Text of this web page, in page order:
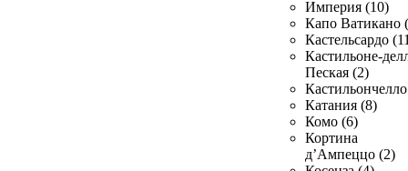
Империя (10)
Капо Ватикано
Кастельсардо
Кастильоне-
Пеская (2)
Катания (8)
Комо (6)
Кортина
д’Ампеццо (2)